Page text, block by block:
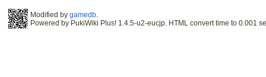
Modified by gamedb.
Powered by PukiWiki Plus! 1.4.5-u2-eucjp. HTML convert time to 0.001